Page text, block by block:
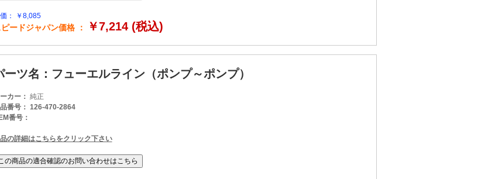
： ￥8,085
ピードジャパン価格 ： ￥7,214 (税込)
ーツ名：フューエルライン（ポンプ～ポンプ）
カー： 純正
番号： 126-470-2864
番号：
の詳細はこちらをクリック下さい